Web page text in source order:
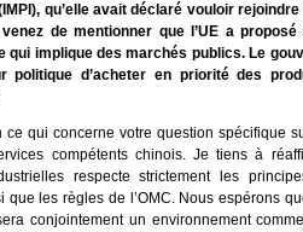
qu’elle avait déclaré vouloir
de mentionner que l’UE a
qui implique des marchés publics. Le
politique d’acheter en priorité des
ce qui concerne votre question spécifique
compétents chinois. Je tiens à
respecte strictement les
que les règles de l’OMC. Nous espérons
conjointement un environnement